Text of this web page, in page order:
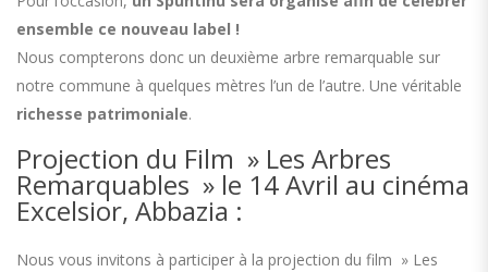
ensemble ce nouveau label !
Nous compterons donc un deuxième arbre remarquable sur
notre commune à quelques mètres l’un de l’autre. Une véritable
richesse patrimoniale.
Projection du Film » Les Arbres
Remarquables » le 14 Avril au cinéma
Excelsior, Abbazia :
Nous vous invitons à participer à la projection du film » Les